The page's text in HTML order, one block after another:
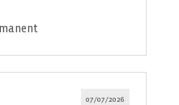
07/07/2026